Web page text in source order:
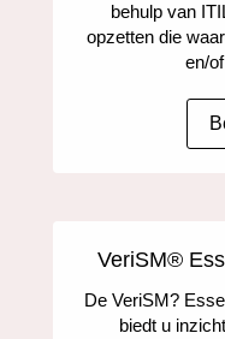
behulp van
opzetten die
en/
VeriSM®
De VeriSM?
biedt u